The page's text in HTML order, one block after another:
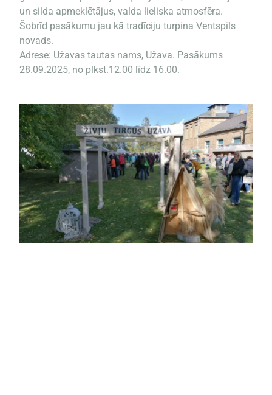
un silda apmeklētājus, valda lieliska atmosfēra.
Šobrīd pasākumu jau kā tradīciju turpina Ventspils
novads.
Adrese: Užavas tautas nams, Užava. Pasākums
28.09.2025, no plkst.12.00 līdz 16.00.